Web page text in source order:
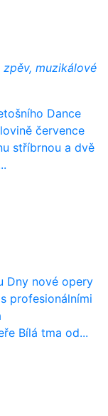
muzikálové
Dance
července
stříbrnou a dvě
Dny nové opery
profesionálními
Bílá tma od...